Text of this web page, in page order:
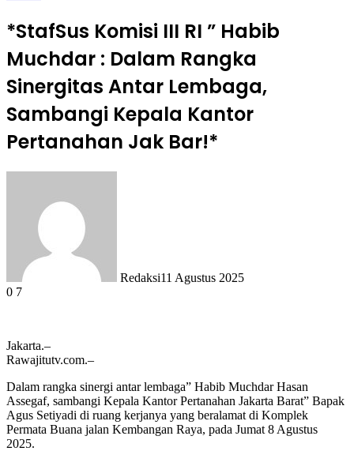
*StafSus Komisi III RI ” Habib
Muchdar : Dalam Rangka
Sinergitas Antar Lembaga,
Sambangi Kepala Kantor
Pertanahan Jak Bar!*
Redaksi11 Agustus 2025
0 7
Jakarta.–
Rawajitutv.com.–
Dalam rangka sinergi antar lembaga” Habib Muchdar Hasan
Assegaf, sambangi Kepala Kantor Pertanahan Jakarta Barat” Bapak
Agus Setiyadi di ruang kerjanya yang beralamat di Komplek
Permata Buana jalan Kembangan Raya, pada Jumat 8 Agustus
2025.